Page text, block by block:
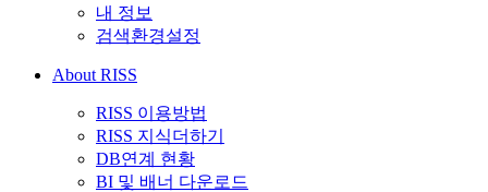
내 정보
검색환경설정
About RISS
RISS 이용방법
RISS 지식더하기
DB연계 현황
BI 및 배너 다운로드